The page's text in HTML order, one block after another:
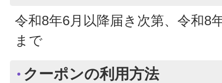
令和8年6月以降届き次第、令和8
まで
クーポンの利用方法